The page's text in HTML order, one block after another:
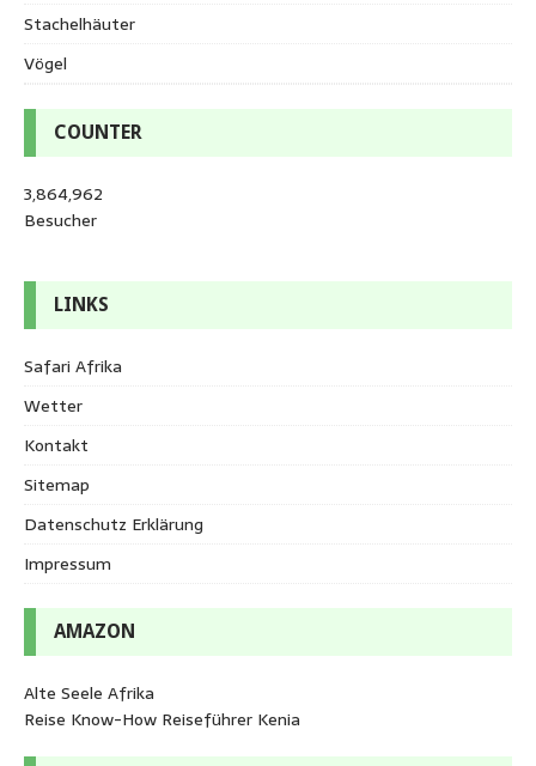
Stachelhäuter
Vögel
COUNTER
3,864,962
Besucher
LINKS
Safari Afrika
Wetter
Kontakt
Sitemap
Datenschutz Erklärung
Impressum
AMAZON
Alte Seele Afrika
Reise Know-How Reiseführer Kenia